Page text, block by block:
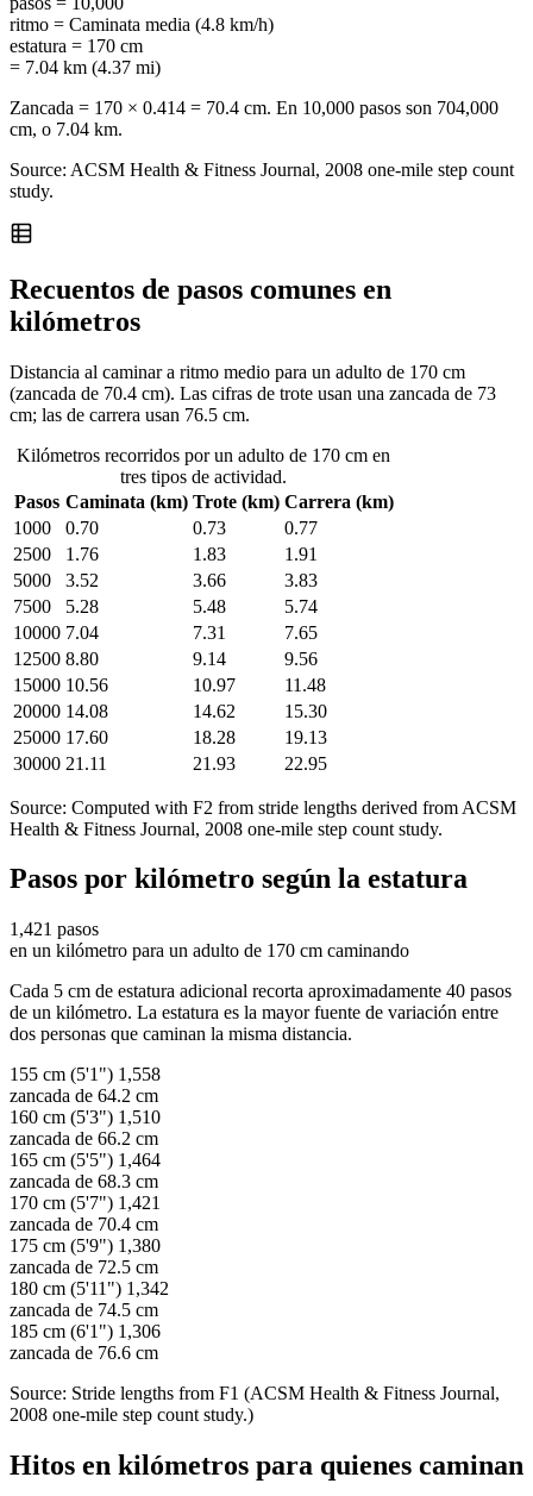
ritmo = Caminata media (4.8 km/h)
estatura = 170 cm
= 7.04 km (4.37 mi)
Zancada = 170 × 0.414 = 70.4 cm. En 10,000 pasos son 704,000
cm, o 7.04 km.
Source: ACSM Health & Fitness Journal, 2008 one-mile step count
study.
Recuentos de pasos comunes en
kilómetros
Distancia al caminar a ritmo medio para un adulto de 170 cm
(zancada de 70.4 cm). Las cifras de trote usan una zancada de 73
cm; las de carrera usan 76.5 cm.
Kilómetros recorridos por un adulto de 170 cm en
tres tipos de actividad.
Pasos Caminata (km) Trote (km) Carrera (km)
1000
0.70 0.73
0.77
2500
1.76 1.83
1.91
5000
3.52 3.66
3.83
7500
5.28 5.48
5.74
10000 7.04 7.31
7.65
12500 8.80 9.14
9.56
15000 10.56 10.97
11.48
20000 14.08 14.62
15.30
25000 17.60 18.28
19.13
30000 21.11 21.93 22.95
Source: Computed with F2 from stride lengths derived from ACSM
Health & Fitness Journal, 2008 one-mile step count study.
Pasos por kilómetro según la estatura
1,421 pasos
en un kilómetro para un adulto de 170 cm caminando
Cada 5 cm de estatura adicional recorta aproximadamente 40 pasos
de un kilómetro. La estatura es la mayor fuente de variación entre
dos personas que caminan la misma distancia.
155 cm (5'1") 1,558
zancada de 64.2 cm
160 cm (5'3") 1,510
zancada de 66.2 cm
165 cm (5'5") 1,464
zancada de 68.3 cm
170 cm (5'7") 1,421
zancada de 70.4 cm
175 cm (5'9") 1,380
zancada de 72.5 cm
180 cm (5'11") 1,342
zancada de 74.5 cm
185 cm (6'1") 1,306
zancada de 76.6 cm
Source: Stride lengths from F1 (ACSM Health & Fitness Journal,
2008 one-mile step count study.)
Hitos en kilómetros para quienes caminan